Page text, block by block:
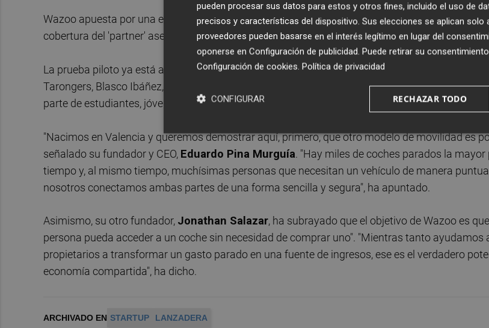
Wazoo apuesta por una experiencia 100% digital, con verificación de identidad, gestión desde
cobertura del 'partner' asegurador durante cada alquiler.
La prueba piloto ya está activa en València, especialmente en zonas universitarias y turísticas
Tarongers, Blasco Ibáñez, Ruzafa y Ciutat Vella, donde existe una alta demanda de movilidad
parte de estudiantes, jóvenes profesionales y visitantes.
"Nacimos en Valencia y queremos demostrar aquí, primero, que otro modelo de movilidad es
señalado su fundador y CEO, Eduardo Pina Murguía. "Hay miles de coches parados la mayor
tiempo y, al mismo tiempo, muchísimas personas que necesitan un vehículo de manera
nosotros conectamos ambas partes de una forma sencilla y segura", ha apuntado.
Asimismo, su otro fundador, Jonathan Salazar, ha subrayado que el objetivo de Wazoo es
persona pueda acceder a un coche sin necesidad de comprar uno". "Mientras tanto ayudamos
propietarios a transformar un gasto parado en una fuente de ingresos, ese es el verdadero
economía compartida", ha dicho.
ARCHIVADO EN STARTUP LANZADERA
pueden procesar sus datos para estos y otros fines, incluido el uso de
precisos y características del dispositivo. Sus elecciones se aplican solo
proveedores pueden basarse en el interés legítimo en lugar del
oponerse en Configuración de publicidad. Puede retirar su
Configuración de cookies. Política de privacidad
RECHAZAR TODO
CONFIGURAR